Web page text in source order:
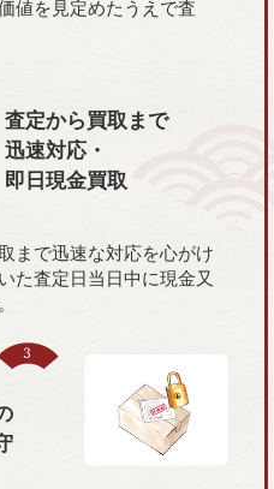
値を見定めたうえで査
査定から買取まで
迅速対応・
即日現金買取
まで迅速な対応を心がけ
た査定日当日中に現金又